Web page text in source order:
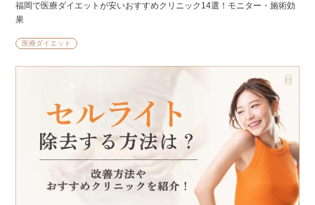
福岡で医療ダイエットが安いおすすめクリニック14選！モニター・施術効
果
医療ダイエット